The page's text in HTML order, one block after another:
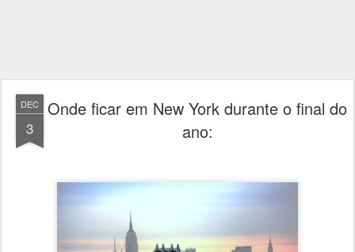
DEC
3
Onde ficar em New York durante o final do
ano: